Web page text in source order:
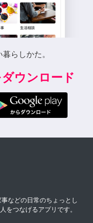
らしかた。
ウンロード
などの日常のちょっとし
をつなげるアプリです。